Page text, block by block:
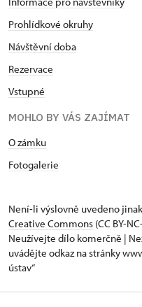
Prohlídkové okruhy
Návštěvní doba
Rezervace
Vstupné
MOHLO BY VÁS ZAJÍMAT
O zámku
Fotogalerie
Není-li výslovně uvedeno
Creative Commons (CC BY-
Neužívejte dílo komerčně |
uvádějte odkaz na stránky
ústav“